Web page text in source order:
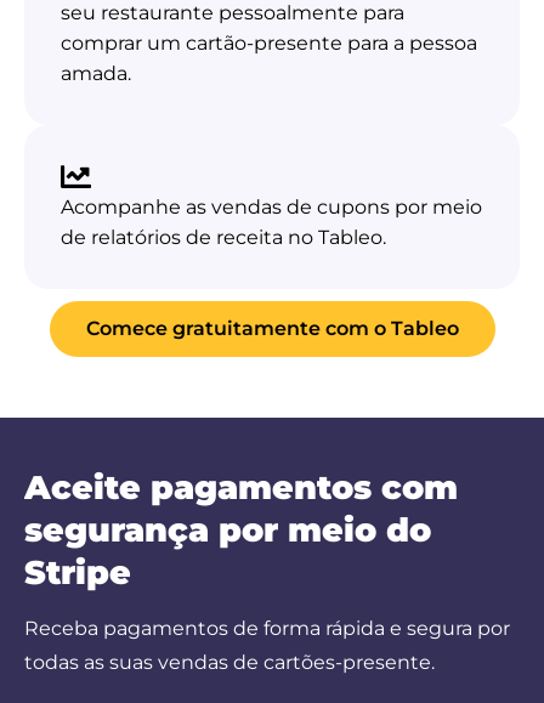
seu restaurante pessoalmente para
comprar um cartão-presente para a pessoa
amada.
Acompanhe as vendas de cupons por meio
de relatórios de receita no Tableo.
Comece gratuitamente com o Tableo
Aceite pagamentos com
segurança por meio do
Stripe
Receba pagamentos de forma rápida e segura por
todas as suas vendas de cartões-presente.